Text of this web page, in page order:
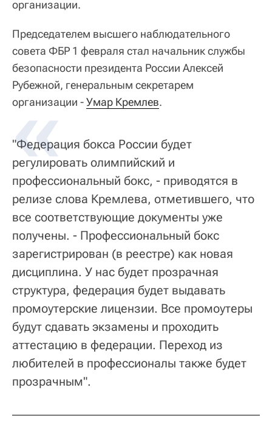
организации.
Председателем высшего наблюдательного
совета ФБР 1 февраля стал начальник службы
безопасности президента России Алексей
Рубежной, генеральным секретарем
организации -Умар Кремлев.
"Федерация бокса России будет
регулировать олимпийский и
профессиональный бокс, - приводятся в
релизе слова Кремлева, отметившего, что
все соответствующие документы уже
получены. - Профессиональный бокс
зарегистрирован (в реестре) как новая
дисциплина. У нас будет прозрачная
структура, федерация будет выдавать
промоутерские лицензии. Все промоутеры
будут сдавать экзамены и проходить
аттестацию в федерации. Переход из
любителей в профессионалы также будет
прозрачным".